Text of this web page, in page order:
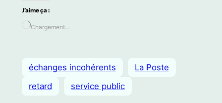
J’aime ça :
Chargement…
échanges incohérents
La Poste
retard
service public